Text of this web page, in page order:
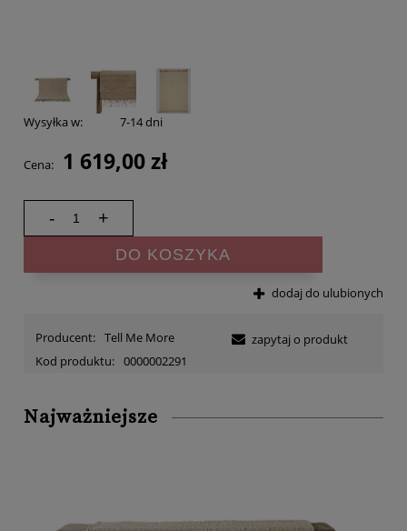
Wysyłka w: 7-14 dni
Cena: 1 619,00 zł
- +
DO KOSZYKA
dodaj do ulubionych
Producent: Tell Me More
Kod produktu: 0000002291
zapytaj o produkt
Najważniejsze